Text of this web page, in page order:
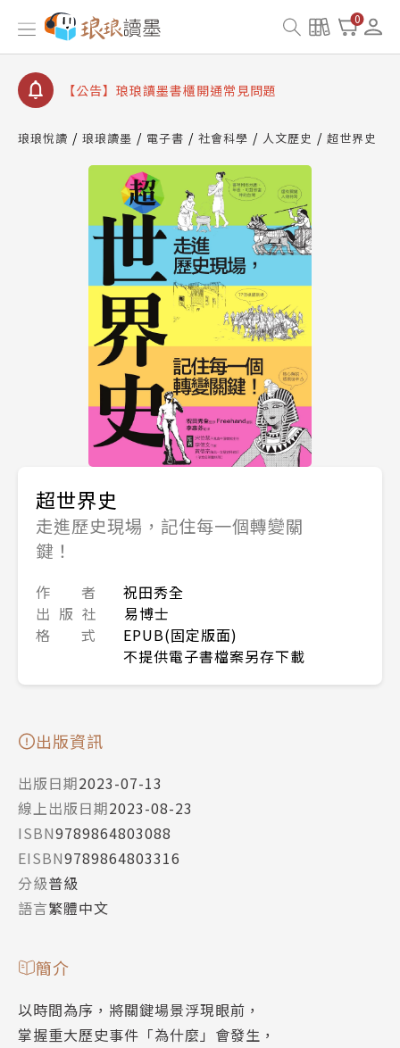
0
【公告】琅琅讀墨數位閱讀資產合併與書櫃開通申請
【公告】琅琅讀墨書櫃開通常見問題
【公告】琅琅讀墨 3 分鐘完成書櫃開通與資產合併申
請圖文教學
查詢
【公告】琅琅讀墨數位閱讀資產合併與書櫃開通申請
琅琅悅讀 琅琅讀墨 電子書 社會科學 人文歷史 超世界史
超世界史
走進歷史現場，記住每一個轉變關
鍵！
作 者
祝田秀全
出 版 社
易博士
格 式
EPUB(固定版面)
不提供電子書檔案另存下載
出版資訊
出版日期2023-07-13
線上出版日期2023-08-23
ISBN9789864803088
EISBN9789864803316
分級普級
語言繁體中文
簡介
以時間為序，將關鍵場景浮現眼前，
掌握重大歷史事件「為什麼」會發生，